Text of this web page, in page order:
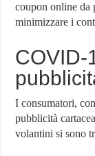
coupon online da
minimizzare i
COVID-
I consumatori,
pubblicità
volantini si sono